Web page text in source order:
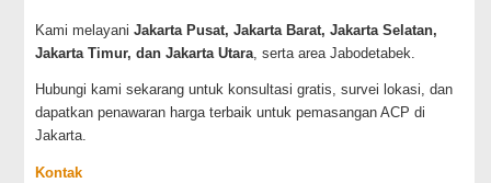
Kami melayaniJakarta Pusat, Jakarta Barat, Jakarta Selatan,
Jakarta Timur, dan Jakarta Utara, serta area Jabodetabek.
Hubungi kami sekarang untuk konsultasi gratis, survei lokasi, dan
dapatkan penawaran harga terbaik untuk pemasangan ACP di
Jakarta.
Kontak